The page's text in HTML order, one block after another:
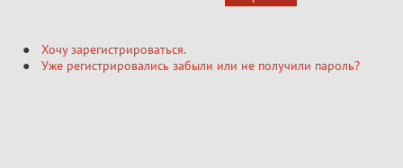
Хочу зарегистрироваться.
Уже регистрировались забыли или не получили пароль?